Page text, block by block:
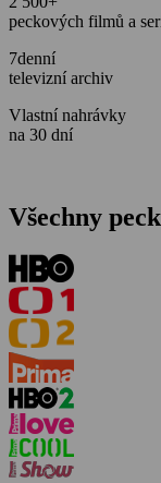
peckových filmů a
7denní
televizní archiv
Vlastní nahrávky
na 30 dní
Všechny